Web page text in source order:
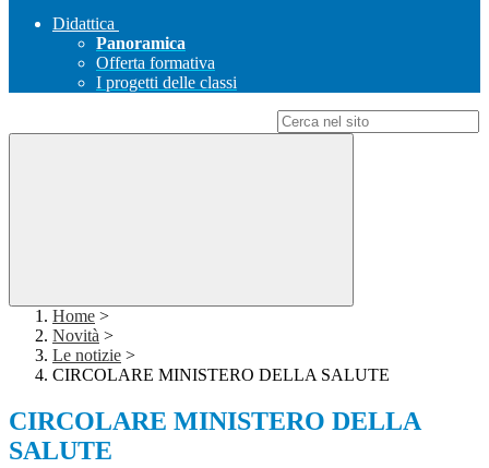
Didattica
Panoramica
Offerta formativa
I progetti delle classi
Home >
Novità >
Le notizie >
CIRCOLARE MINISTERO DELLA SALUTE
CIRCOLARE MINISTERO DELLA
SALUTE